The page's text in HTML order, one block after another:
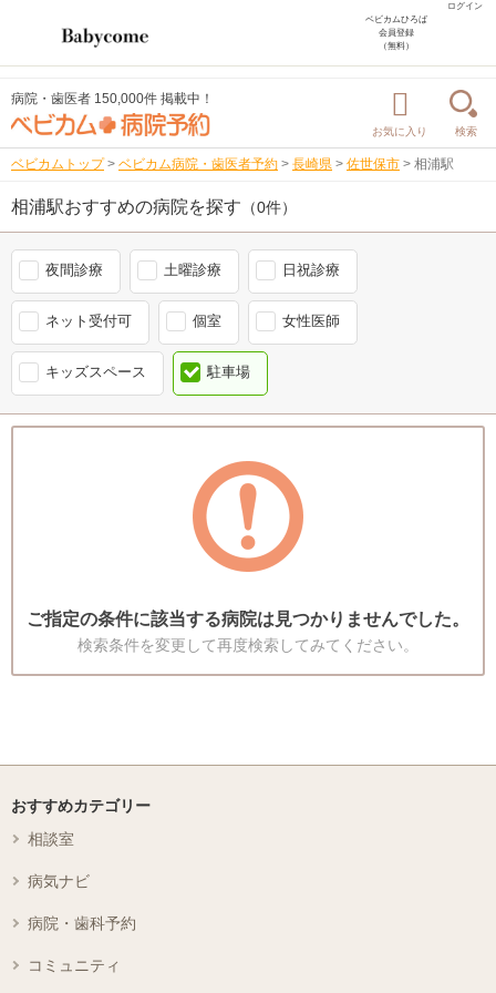
ログイン
ベビカムひろば
会員登録
（無料）
病院・歯医者 150,000件 掲載中！
お気に入り 検索
ベビカムトップ > ベビカム病院・歯医者予約 > 長崎県 > 佐世保市 > 相浦駅
相浦駅おすすめの病院を探す （0件）
夜間診療 土曜診療 日祝診療
ネット受付可 個室 女性医師
キッズスペース 駐車場
ご指定の条件に該当する病院は見つかりませんでした。
検索条件を変更して再度検索してみてください。
おすすめカテゴリー
相談室
病気ナビ
病院・歯科予約
コミュニティ